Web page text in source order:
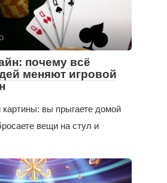
почему всё
меняют игровой
вы прыгаете домой
вещи на стул и